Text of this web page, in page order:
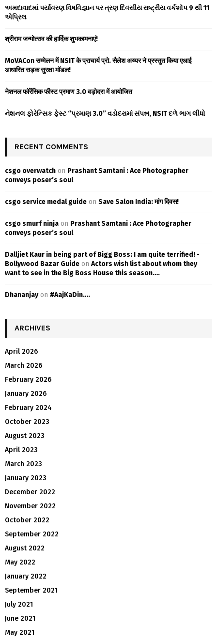
o
A
અમદાવાદમાં પર્યાવરણ વિષવિજ્ઞાન પર ત્રણ દિવસીય રાષ્ટ્રીય વર્કશોપ 9 થી 11
એપ્રિલ
श्रीराम जन्मोत्सव की हार्दिक शुभकामनाएं!
MoVACon सम्मेलन में NSIT के प्राचार्य प्रो. सैलेश अय्यर ने प्रस्तुत किया एआई
आधारित सड़क सुरक्षा मॉडल!
नेशनल फॉरेंसिक फीस्ट प्रमाण 3.0 वड़ोदरा में आयोजित
નેશનલ ફોરેન્સિક ફેસ્ટ “પ્રમાણ 3.0” વડોદરામાં સંપન્ન, NSIT દળે ભાગ લીધો
RECENT COMMENTS
csgo overwatch on Prashant Samtani : Ace Photographer
conveys poser’s soul
csgo service medal guide on Save Salon India: मांग दिवस!
csgo smurf ninja on Prashant Samtani : Ace Photographer
conveys poser’s soul
Dalljiet Kaur in being part of Bigg Boss: I am quite terrified! -
Bollywood Bazar Guide on Actors wish list about whom they
want to see in the Big Boss House this season….
Dhananjayon #AajKaDin….
ARCHIVES
April 2026
March 2026
February 2026
January 2026
February 2024
October 2023
August 2023
April 2023
March 2023
January 2023
December 2022
November 2022
October 2022
September 2022
August 2022
May 2022
January 2022
September 2021
July 2021
June 2021
May 2021